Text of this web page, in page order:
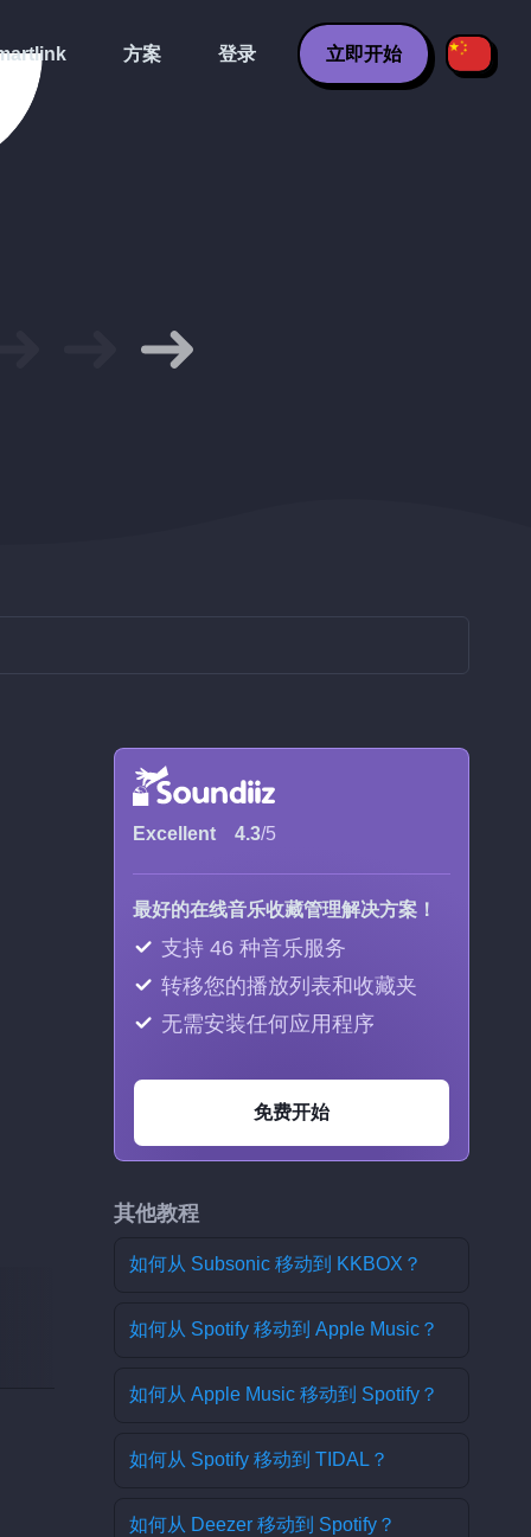
方案 登录 立即开始
Excellent 4.3/5
最好的在线音乐收藏管理解决方案！
支持 46 种音乐服务
转移您的播放列表和收藏夹
无需安装任何应用程序
免费开始
其他教程
如何从 Subsonic 移动到 KKBOX？
如何从 Spotify 移动到 Apple Music？
如何从 Apple Music 移动到 Spotify？
如何从 Spotify 移动到 TIDAL？
如何从 Deezer 移动到 Spotify？